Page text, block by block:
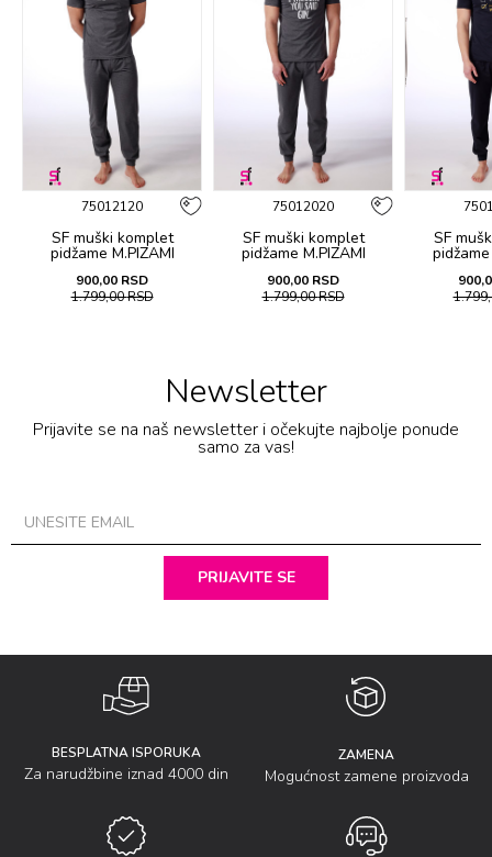
75012120
SF muški kоmplеt
pidžamе M.PIZAMI
SP.OFFER WEEKEND KD
SS26
900,00 RSD
1.799,00RSD
75012020
SF muški kоmplеt
pidžamе M.PIZAMI
SP.OFFER GIN KD SS26
900,00 RSD
1.799,00RSD
SF
SP.OFFER
Newsletter
Prijavite se na naš newsletter i očekujte najbolje ponude
samo za vas!
PRIJAVITE SE
BESPLATNA ISPORUKA
Za narudžbine iznad 4000 din
ZAMENA
Mogućnost zamene proizvoda